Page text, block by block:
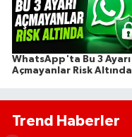
WhatsApp'ta Bu 3 Ayarı
Açmayanlar Risk Altında
Trend Haberler